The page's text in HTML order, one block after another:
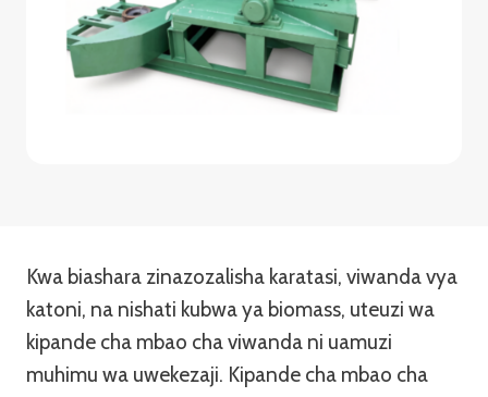
Kwa biashara zinazozalisha karatasi, viwanda vya
katoni, na nishati kubwa ya biomass, uteuzi wa
kipande cha mbao cha viwanda ni uamuzi
muhimu wa uwekezaji. Kipande cha mbao cha